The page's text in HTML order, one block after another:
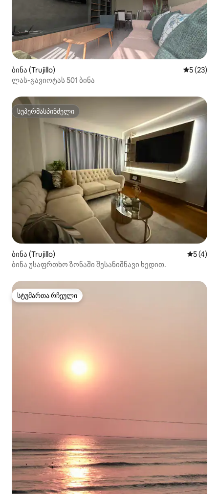
ბინა (Trujillo) საშუალო
5 (23)
ლას-გავიოტას 501 ბინა
სუპერმასპინძელი
სუპერმასპინძელი
ბინა (Trujillo)
5 (4)
ბინა უსაფრთხო ზონაში შესანიშნავი ხედით.
სტუმართა რჩეული
სტუმართა რჩეული